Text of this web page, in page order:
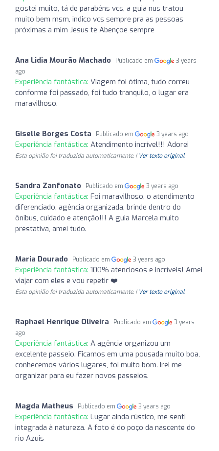
gostei muito, tá de parabéns vcs, a guia nus tratou
muito bem msm, indico vcs sempre pra as pessoas
próximas a mim Jesus te Abençoe sempre
Ana Lidia Mourão Machado Publicado em
3 years
ago
Experiência fantástica: Viagem foi ótima, tudo correu
conforme foi passado, foi tudo tranquilo, o lugar era
maravilhoso.
Giselle Borges Costa Publicado em 3 years ago
Experiência fantástica: Atendimento incrível!!! Adorei
Esta opinião foi traduzida automaticamente. | Ver texto original
Sandra Zanfonato Publicado em 3 years ago
Experiência fantástica: Foi maravilhoso, o atendimento
diferenciado, agência organizada, brinde dentro do
ônibus, cuidado e atenção!!! A guia Marcela muito
prestativa, amei tudo.
Maria Dourado Publicado em 3 years ago
Experiência fantástica: 100% atenciosos e incríveis! Amei
viajar com eles e vou repetir ❤️
Esta opinião foi traduzida automaticamente. | Ver texto original
Raphael Henrique Oliveira Publicado em
3 years
ago
Experiência fantástica: A agência organizou um
excelente passeio. Ficamos em uma pousada muito boa,
conhecemos vários lugares, foi muito bom. Irei me
organizar para eu fazer novos passeios.
Magda Matheus Publicado em 3 years ago
Experiência fantástica: Lugar ainda rústico, me senti
integrada à natureza. A foto é do poço da nascente do
rio Azuis